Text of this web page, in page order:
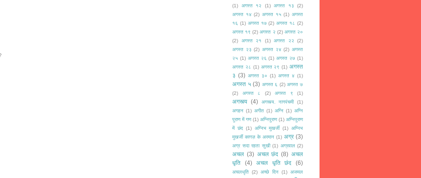
(1)
अगस्त १२ (1) अगस्त १३
(2)
अगस्त १४ (2) अगस्त १५ (1) अगस्त
१६ (1) अगस्त १७ (2) अगस्त १८ (2)
अगस्त १९ (2) अगस्त २ (2) अगस्त २०
(2)
अगस्त २१ (1) अगस्त २२
(2)
अगस्त २३ (2) अगस्त २४ (2) अगस्त
२५ (1) अगस्त २६ (1) अगस्त २७ (1)
अगस्त २८ (1) अगस्त २९ (1) अगस्त
३ (3) अगस्त ३० (1) अगस्त ४ (1)
अगस्त ५ (3) अगस्त ६ (2) अगस्त ७
(2)
अगस्त ८ (2) अगस्त ९ (1)
अगस्त्य (4) अगस्त्य. नागपंचमी
(1)
अगहन (1) अगीत (1) अग्नि (1) अग्नि
पुराण में गण (1) अग्निपुराण (1) अग्निपुराण
में छंद (1) अग्निभ मुखर्जी (1) अग्निभ
मुखर्जी कागज़ के अरमान (1) अग्र (3)
अग्र सदा रहता सुखी (1) अग्रवाल (2)
अचल (3) अचल छंद (8) अचल
धृति
(4) अचल धृति छंद (6)
अचलधृति (2) अच्छे दिन (1) अजमल